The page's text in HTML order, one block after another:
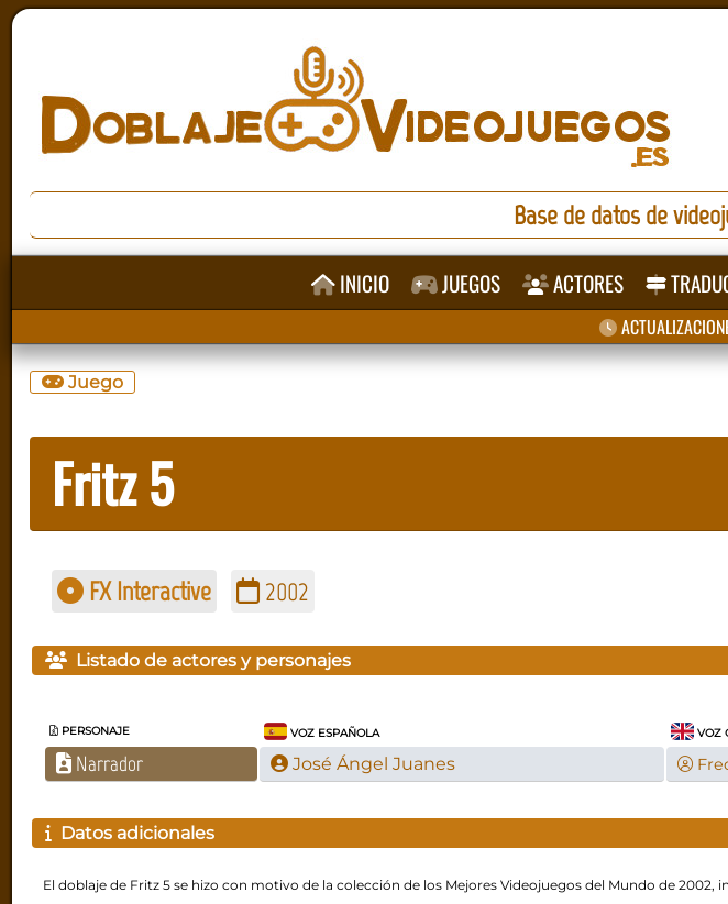
Base de datos de
INICIO JUEGOS ACTORES
Juego
Fritz 5
FX Interactive 2002
Listado de actores y personajes
PERSONAJE VOZ ESPAÑOLA VOZ
Narrador José Ángel Juanes
Datos adicionales
El doblaje de Fritz 5 se hizo con motivo de la colección de los Mejores Videojuegos del Mundo de 2002,